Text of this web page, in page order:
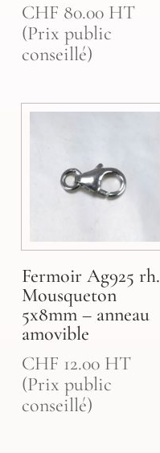
CHF 80.00 HT
(Prix public
conseillé)
Fermoir Ag925 rh.
Mousqueton
5x8mm – anneau
amovible
CHF 12.00 HT
(Prix public
conseillé)